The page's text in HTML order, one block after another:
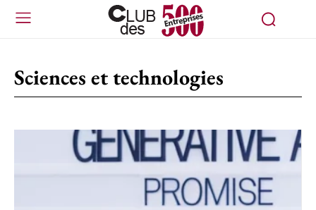
Sciences et technologies